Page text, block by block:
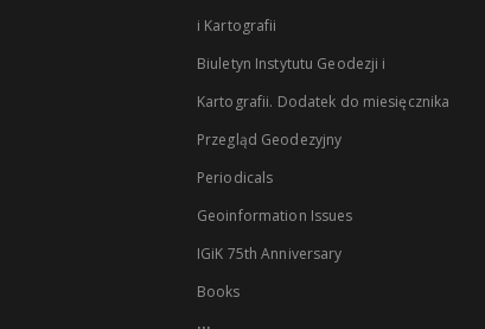
i Kartografii
Biuletyn Instytutu Geodezji i
Kartografii. Dodatek do miesięcznika
Przegląd Geodezyjny
Periodicals
Geoinformation Issues
IGiK 75th Anniversary
Books
...